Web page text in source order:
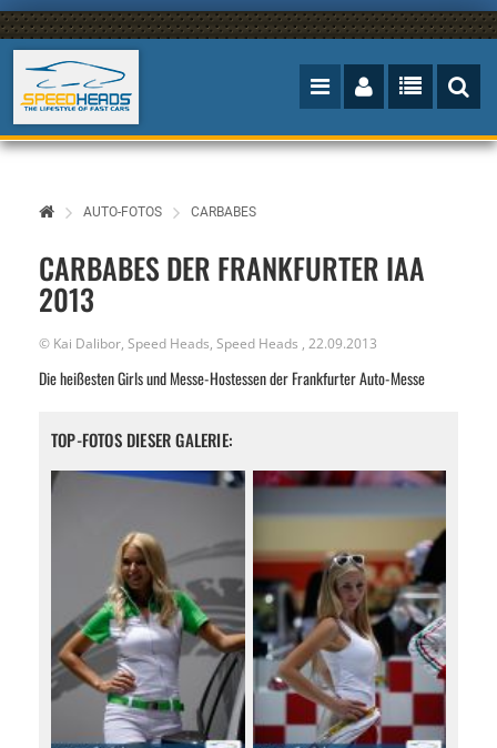
AUTO-FOTOS CARBABES
CARBABES DER FRANKFURTER IAA
2013
© Kai Dalibor, Speed Heads, Speed Heads , 22.09.2013
Die heißesten Girls und Messe-Hostessen der Frankfurter Auto-Messe
TOP-FOTOS DIESER GALERIE: